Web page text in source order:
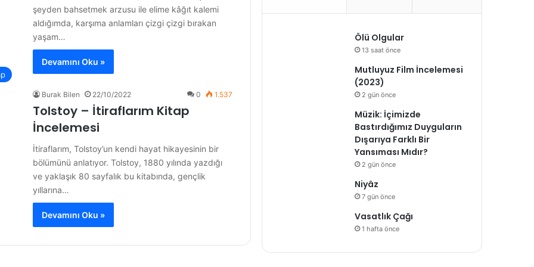
şeyden bahsetmek arzusu ile elime kâğıt kalemi
aldığımda, karşıma anlamları çizgi çizgi bırakan
yaşam…
Devamını Oku »
Burak Bilen 22/10/2022 0 1.537
Tolstoy – İtiraflarım Kitap
İncelemesi
İtiraflarım, Tolstoy’un kendi hayat hikayesinin bir
bölümünü anlatıyor. Tolstoy, 1880 yılında yazdığı
ve yaklaşık 80 sayfalık bu kitabında, gençlik
yıllarına…
Devamını Oku »
Ölü Olgular
13 saat önce
Mutluyuz Film İncelemesi
(2023)
2 gün önce
Müzik: İçimizde
Bastırdığımız Duyguların
Dışarıya Farklı Bir
Yansıması Mıdır?
2 gün önce
Niyâz
7 gün önce
Vasatlık Çağı
1 hafta önce